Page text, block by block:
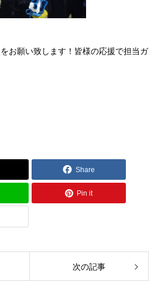
お願い致します！皆様の応援で担当ガ
Share
Pin it
次の記事